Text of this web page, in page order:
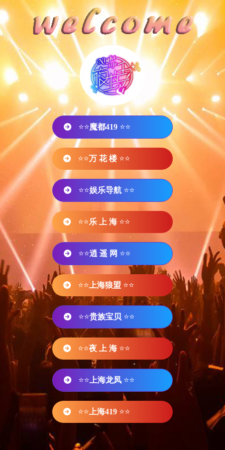
⭐⭐魔都419 ⭐⭐
⭐⭐万 花 楼 ⭐⭐
⭐⭐娱乐导航 ⭐⭐
⭐⭐乐 上 海 ⭐⭐
⭐⭐逍 遥 网 ⭐⭐
⭐⭐ 上海狼盟 ⭐⭐
⭐⭐贵族宝贝 ⭐⭐
⭐⭐夜 上 海 ⭐⭐
⭐⭐ 上海龙凤 ⭐⭐
⭐⭐ 上海419 ⭐⭐